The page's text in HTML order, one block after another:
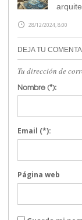
28/12/2024, 8:00
DEJA TU
Tu dirección de
Nombre(*):
Email (*):
Página web